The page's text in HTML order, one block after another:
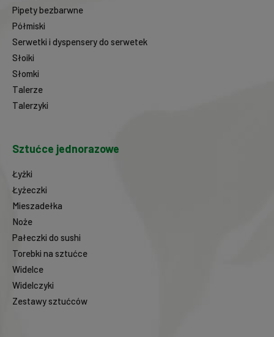
Pipety bezbarwne
Półmiski
Serwetki i dyspensery do serwetek
Słoiki
Słomki
Talerze
Talerzyki
Sztućce jednorazowe
Łyżki
Łyżeczki
Mieszadełka
Noże
Pałeczki do sushi
Torebki na sztućce
Widelce
Widelczyki
Zestawy sztućców